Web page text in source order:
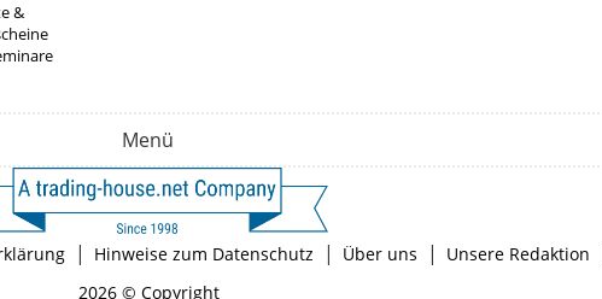
&
Menü
| Hinweise zum Datenschutz | Über uns | Unsere Redaktion
2026 © Copyright